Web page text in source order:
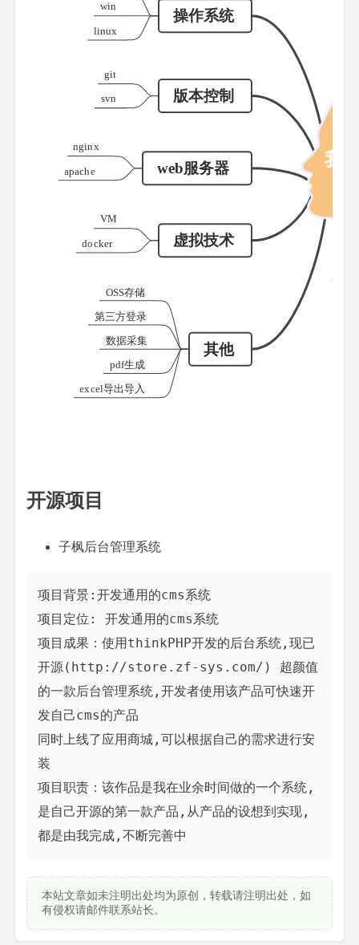
开源项目
子枫后台管理系统
项目背景:开发通用的cms系统
项目定位: 开发通用的cms系统
项目成果：使用thinkPHP开发的后台系统,现已
开源(http://store.zf-sys.com/) 超颜值
的一款后台管理系统,开发者使用该产品可快速开
发自己cms的产品
同时上线了应用商城,可以根据自己的需求进行安
装
项目职责：该作品是我在业余时间做的一个系统,
是自己开源的第一款产品,从产品的设想到实现,
都是由我完成,不断完善中
本站文章如未注明出处均为原创，转载请注明出处，如
有侵权请邮件联系站长。